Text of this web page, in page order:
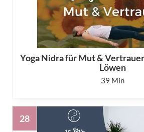
Yoga Nidra für Mut &
Löwen
39